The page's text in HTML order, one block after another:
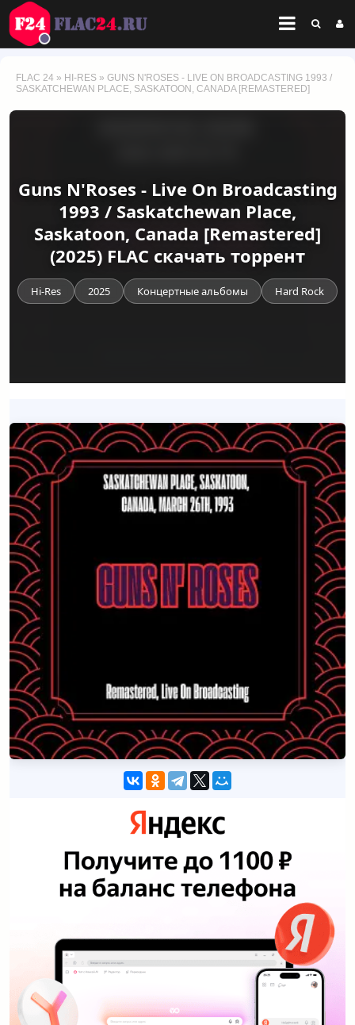
FLAC 24 » HI-RES » GUNS N'ROSES - LIVE ON BROADCASTING 1993 /
SASKATCHEWAN PLACE, SASKATOON, CANADA [REMASTERED]
Guns N'Roses - Live On Broadcasting
1993 / Saskatchewan Place,
Saskatoon, Canada [Remastered]
(2025) FLAC скачать торрент
Hi-Res 2025 Концертные альбомы Hard Rock